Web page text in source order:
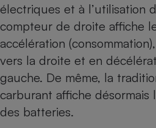
électriques et à l’utilisation
compteur de droite affiche
accélération
vers la droite et en
gauche. De même, la
carburant affiche désormais
des batteries.